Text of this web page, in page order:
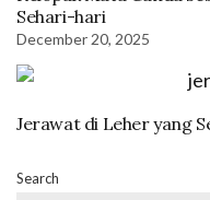
Sehari-hari
December 20, 2025
Jerawat di Leher yang
Search